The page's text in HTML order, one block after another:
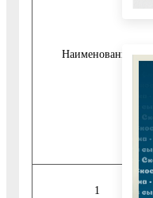
Наименование
1